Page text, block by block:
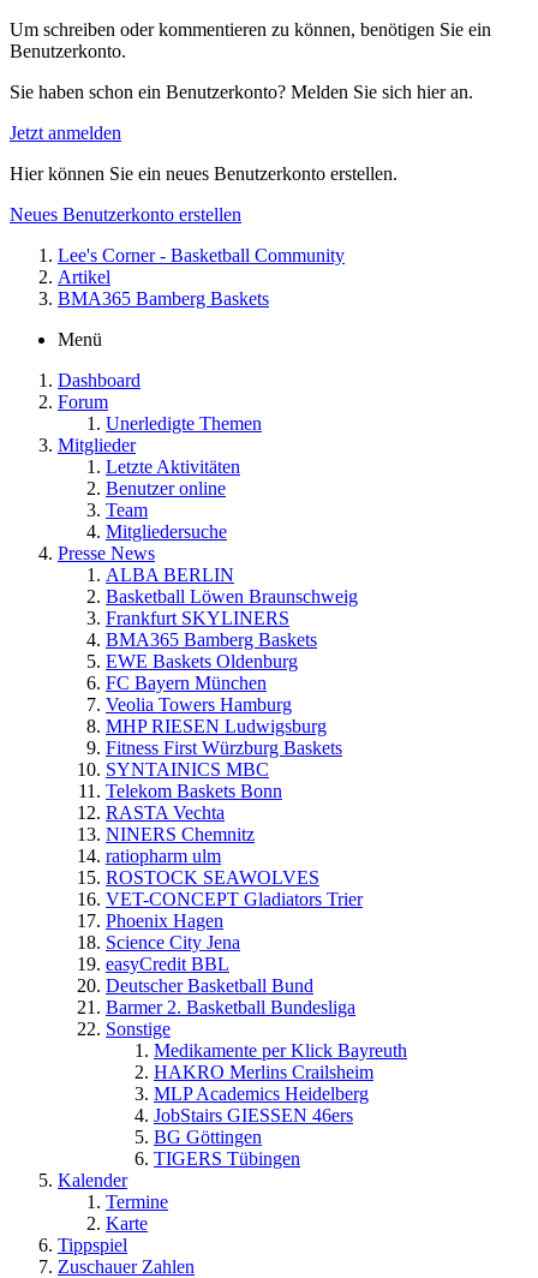
Um schreiben oder kommentieren zu können, benötigen Sie ein
Benutzerkonto.
Sie haben schon ein Benutzerkonto? Melden Sie sich hier an.
Jetzt anmelden
Hier können Sie ein neues Benutzerkonto erstellen.
Neues Benutzerkonto erstellen
Lee's Corner - Basketball Community
Artikel
BMA365 Bamberg Baskets
Menü
Dashboard
Forum
Unerledigte Themen
Mitglieder
Letzte Aktivitäten
Benutzer online
Team
Mitgliedersuche
Presse News
ALBA BERLIN
Basketball Löwen Braunschweig
Frankfurt SKYLINERS
BMA365 Bamberg Baskets
EWE Baskets Oldenburg
FC Bayern München
Veolia Towers Hamburg
MHP RIESEN Ludwigsburg
Fitness First Würzburg Baskets
SYNTAINICS MBC
Telekom Baskets Bonn
RASTA Vechta
NINERS Chemnitz
ratiopharm ulm
ROSTOCK SEAWOLVES
VET-CONCEPT Gladiators Trier
Phoenix Hagen
Science City Jena
easyCredit BBL
Deutscher Basketball Bund
Barmer 2. Basketball Bundesliga
Sonstige
Medikamente per Klick Bayreuth
HAKRO Merlins Crailsheim
MLP Academics Heidelberg
JobStairs GIESSEN 46ers
BG Göttingen
TIGERS Tübingen
Kalender
Termine
Karte
Tippspiel
Zuschauer Zahlen